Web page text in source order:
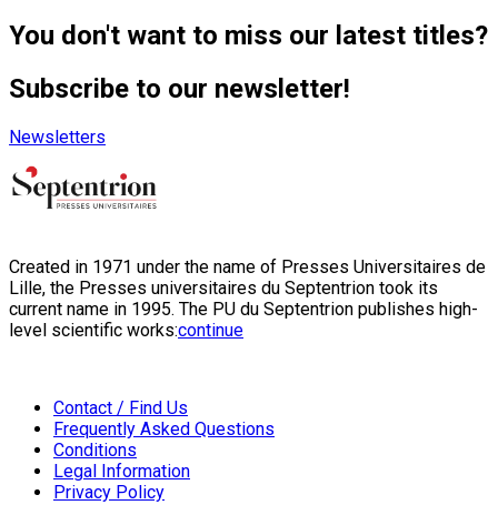
You don't want to miss our latest titles?
Subscribe to our newsletter!
Newsletters
Created in 1971 under the name of Presses Universitaires de
Lille, the Presses universitaires du Septentrion took its
current name in 1995. The PU du Septentrion publishes high-
level scientific works:continue
Contact / Find Us
Frequently Asked Questions
Conditions
Legal Information
Privacy Policy